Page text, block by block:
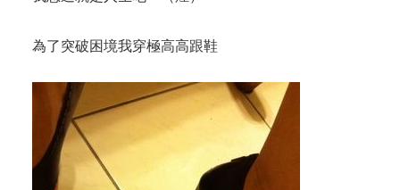
為了突破困境我穿極高高跟鞋